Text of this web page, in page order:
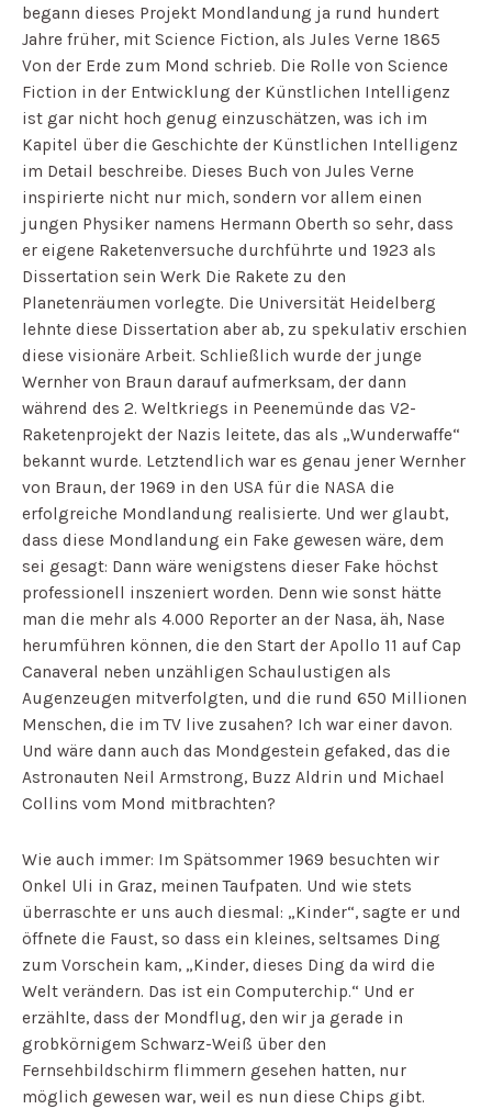
begann dieses Projekt Mondlandung ja rund hundert
Jahre früher, mit Science Fiction, als Jules Verne 1865
Von der Erde zum Mond schrieb. Die Rolle von Science
Fiction in der Entwicklung der Künstlichen Intelligenz
ist gar nicht hoch genug einzuschätzen, was ich im
Kapitel über die Geschichte der Künstlichen Intelligenz
im Detail beschreibe. Dieses Buch von Jules Verne
inspirierte nicht nur mich, sondern vor allem einen
jungen Physiker namens Hermann Oberth so sehr, dass
er eigene Raketenversuche durchführte und 1923 als
Dissertation sein Werk Die Rakete zu den
Planetenräumen vorlegte. Die Universität Heidelberg
lehnte diese Dissertation aber ab, zu spekulativ erschien
diese visionäre Arbeit. Schließlich wurde der junge
Wernher von Braun darauf aufmerksam, der dann
während des 2. Weltkriegs in Peenemünde das V2-
Raketenprojekt der Nazis leitete, das als „Wunderwaffe“
bekannt wurde. Letztendlich war es genau jener Wernher
von Braun, der 1969 in den USA für die NASA die
erfolgreiche Mondlandung realisierte. Und wer glaubt,
dass diese Mondlandung ein Fake gewesen wäre, dem
sei gesagt: Dann wäre wenigstens dieser Fake höchst
professionell inszeniert worden. Denn wie sonst hätte
man die mehr als 4.000 Reporter an der Nasa, äh, Nase
herumführen können, die den Start der Apollo 11 auf Cap
Canaveral neben unzähligen Schaulustigen als
Augenzeugen mitverfolgten, und die rund 650 Millionen
Menschen, die im TV live zusahen? Ich war einer davon.
Und wäre dann auch das Mondgestein gefaked, das die
Astronauten Neil Armstrong, Buzz Aldrin und Michael
Collins vom Mond mitbrachten?
Wie auch immer: Im Spätsommer 1969 besuchten wir
Onkel Uli in Graz, meinen Taufpaten. Und wie stets
überraschte er uns auch diesmal: „Kinder“, sagte er und
öffnete die Faust, so dass ein kleines, seltsames Ding
zum Vorschein kam, „Kinder, dieses Ding da wird die
Welt verändern. Das ist ein Computerchip.“ Und er
erzählte, dass der Mondflug, den wir ja gerade in
grobkörnigem Schwarz-Weiß über den
Fernsehbildschirm flimmern gesehen hatten, nur
möglich gewesen war, weil es nun diese Chips gibt.